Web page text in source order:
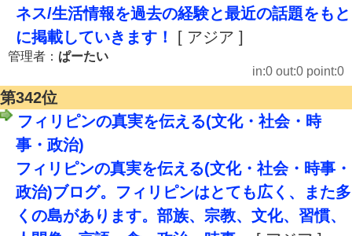
ネス/生活情報を過去の経験と最近の話題をもと
に掲載していきます！
[ アジア ]
管理者： ぱーたい
in:0 out:0 point:0
第342位
フィリピンの真実を伝える(文化・社会・時
事・政治)
フィリピンの真実を伝える(文化・社会・時事・
政治)ブログ。フィリピンはとても広く、また多
くの島があります。部族、宗教、文化、習慣、